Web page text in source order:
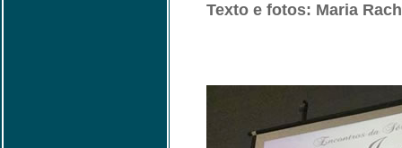
Texto e fotos: Maria